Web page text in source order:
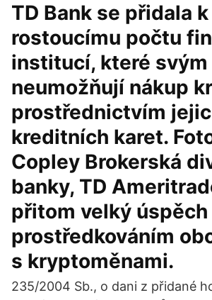
TD Bank se přidala k
rostoucímu počtu
institucí, které
neumožňují nákup
prostřednictvím
kreditních karet.
Copley Brokerská
banky, TD
přitom velký úspěch
prostředkováním
s kryptoměnami.
235/2004 Sb., o dani z přidané